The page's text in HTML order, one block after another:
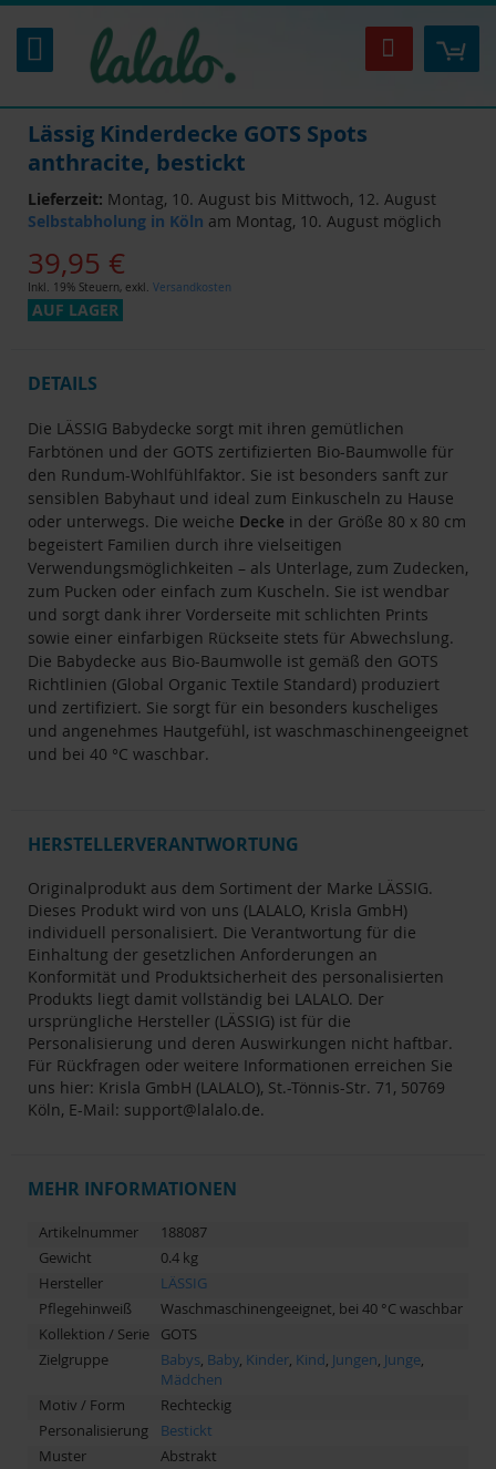
Inhalt
springen
Suche
Lässig Kinderdecke GOTS Spots
anthracite, bestickt
Lieferzeit: Montag, 10. August bis Mittwoch, 12. August
Selbstabholung in Köln am Montag, 10. August möglich
39,95 €
Inkl. 19% Steuern, exkl. Versandkosten
AUF LAGER
DETAILS
Die LÄSSIG Babydecke sorgt mit ihren gemütlichen
Farbtönen und der GOTS zertifizierten Bio-Baumwolle für
den Rundum-Wohlfühlfaktor. Sie ist besonders sanft zur
sensiblen Babyhaut und ideal zum Einkuscheln zu Hause
oder unterwegs. Die weiche Decke in der Größe 80 x 80 cm
begeistert Familien durch ihre vielseitigen
Verwendungsmöglichkeiten – als Unterlage, zum Zudecken,
zum Pucken oder einfach zum Kuscheln. Sie ist wendbar
und sorgt dank ihrer Vorderseite mit schlichten Prints
sowie einer einfarbigen Rückseite stets für Abwechslung.
Die Babydecke aus Bio-Baumwolle ist gemäß den GOTS
Richtlinien (Global Organic Textile Standard) produziert
und zertifiziert. Sie sorgt für ein besonders kuscheliges
und angenehmes Hautgefühl, ist waschmaschinengeeignet
und bei 40 °C waschbar.
HERSTELLERVERANTWORTUNG
Originalprodukt aus dem Sortiment der Marke LÄSSIG.
Dieses Produkt wird von uns (LALALO, Krisla GmbH)
individuell personalisiert. Die Verantwortung für die
Einhaltung der gesetzlichen Anforderungen an
Konformität und Produktsicherheit des personalisierten
Produkts liegt damit vollständig bei LALALO. Der
ursprüngliche Hersteller (LÄSSIG) ist für die
Personalisierung und deren Auswirkungen nicht haftbar.
Für Rückfragen oder weitere Informationen erreichen Sie
uns hier: Krisla GmbH (LALALO), St.-Tönnis-Str. 71, 50769
Köln, E-Mail: support@lalalo.de.
MEHR INFORMATIONEN
Artikelnummer
188087
Gewicht
0.4 kg
Hersteller
LÄSSIG
Pflegehinweiß
Waschmaschinengeeignet, bei 40 °C waschbar
Kollektion / Serie
GOTS
Zielgruppe
Babys, Baby, Kinder, Kind, Jungen, Junge,
Mädchen
Motiv / Form
Rechteckig
Personalisierung
Bestickt
Muster
Abstrakt